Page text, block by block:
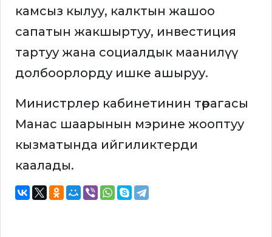
камсыз кылуу, калктын жашоо
сапатын жакшыртуу, инвестиция
тартуу жана социалдык маанилүү
долбоорлорду ишке ашыруу.
Министрлер кабинетинин төрагасы
Манас шаарынын мэрине жооптуу
кызматында ийгиликтерди
каалады.